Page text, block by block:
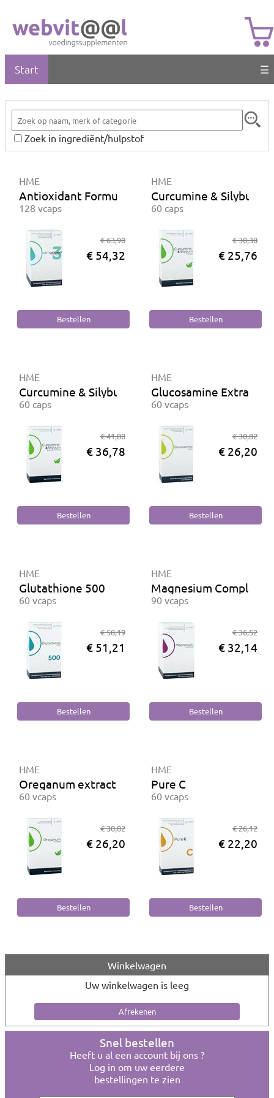
Start ☰
Zoek in ingrediënt/hulpstof
HME
Antioxidant Formula 3
128 vcaps
€ 63,90
€ 54,32
HME
Curcumine & Silybum
60 caps
€ 30,30
€ 25,76
HME
Curcumine & Silybum extract Forte
60 caps
€ 41,80
€ 36,78
HME
Glucosamine Extra
60 vcaps
€ 30,82
€ 26,20
HME
Glutathione 500
60 vcaps
€ 58,19
€ 51,21
HME
Magnesium Complete
90 vcaps
€ 36,52
€ 32,14
HME
Oreganum extract
60 vcaps
€ 30,82
€ 26,20
HME
Pure C
60 vcaps
€ 26,12
€ 22,20
Winkelwagen
Uw winkelwagen is leeg
Snel bestellen
Heeft u al een account bij ons ?
Log in om uw eerdere
bestellingen te zien